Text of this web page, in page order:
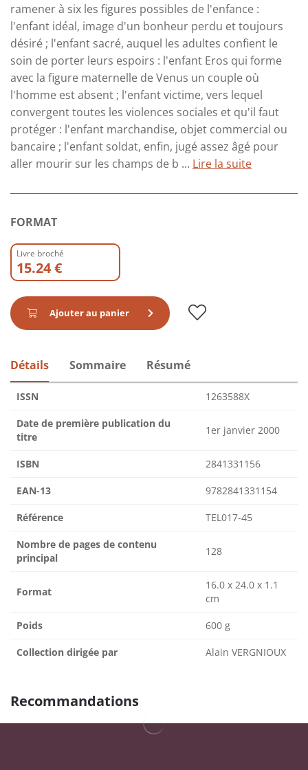
ramener à six les figures possibles de l'enfance :
l'enfant idéal, image d'un bonheur perdu et toujours
désiré ; l'enfant sacré, auquel les adultes confient le
soin de porter leurs espoirs : l'enfant Eros qui forme
avec la figure maternelle de Venus un couple où
l'homme est absent ; l'enfant victime, vers lequel
convergent toutes les violences sociales et qu'il faut
protéger : l'enfant marchandise, objet commercial ou
bancaire ; l'enfant soldat, enfin, jugé assez âgé pour
aller mourir sur les champs de b ... Lire la suite
FORMAT
Livre broché
15.24 €
Ajouter au panier
Détails Sommaire Résumé
ISSN 1263588X
Date de première publication du
titre
1er janvier 2000
ISBN 2841331156
EAN-13 9782841331154
Référence TEL017-45
Nombre de pages de contenu
principal
128
Format
16.0 x 24.0 x 1.1
cm
Poids 600 g
Collection dirigée par Alain VERGNIOUX
Recommandations